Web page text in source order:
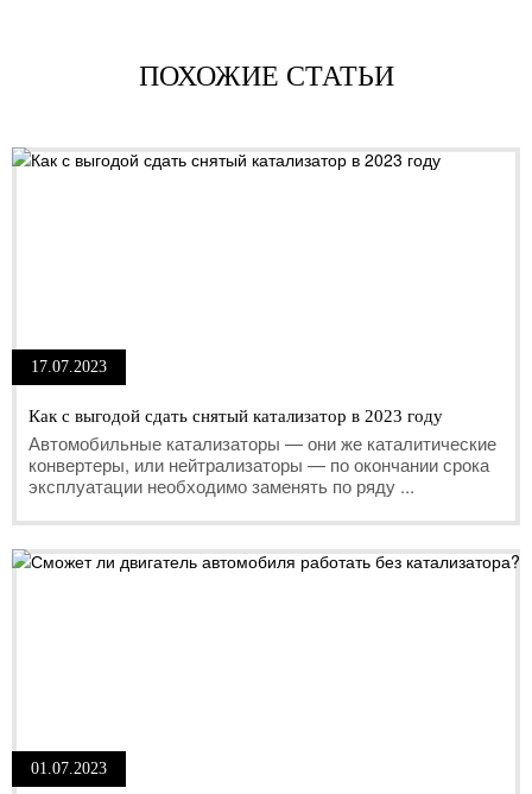
ПОХОЖИЕ СТАТЬИ
17.07.2023
Как с выгодой сдать снятый катализатор в 2023 году
Автомобильные катализаторы — они же каталитические
конвертеры, или нейтрализаторы — по окончании срока
эксплуатации необходимо заменять по ряду ...
01.07.2023